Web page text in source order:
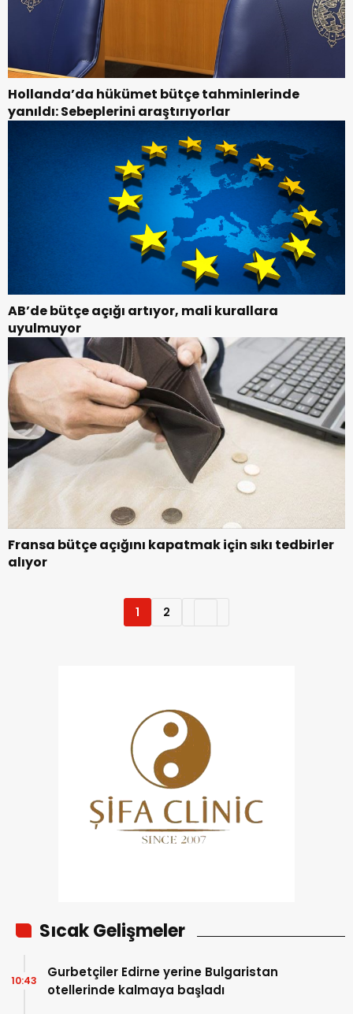
Hollanda’da hükümet bütçe tahminlerinde
yanıldı: Sebeplerini araştırıyorlar
AB’de bütçe açığı artıyor, mali kurallara
uyulmuyor
Fransa bütçe açığını kapatmak için sıkı tedbirler
alıyor
1 2
Sıcak Gelişmeler
Gurbetçiler Edirne yerine Bulgaristan
otellerinde kalmaya başladı
10:43